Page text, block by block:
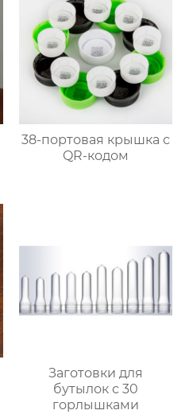
38-портовая крышка с
QR-кодом
Заготовки для
бутылок с 30
горлышками